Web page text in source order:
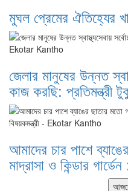
মুঘল প্রেমের ঐতিহ্যের
জেলার মানুষের উন্নত
কাজ করছি: প্রতিমন্ত্রী
আমাদের চার পাশে
মাদ্রাসা ও কিন্ডার